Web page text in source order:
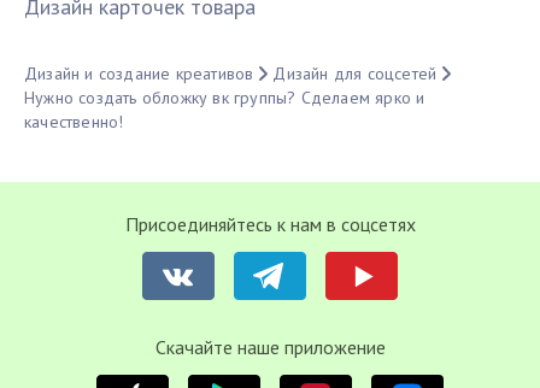
Дизайн карточек товара
Дизайн и создание креативов
Дизайн для соцсетей
Нужно создать обложку вк группы? Сделаем ярко и
качественно!
Присоединяйтесь к нам в соцсетях
Cкачайте наше приложение